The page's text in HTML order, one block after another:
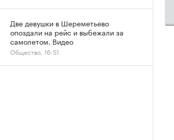
Две девушки в Шереметьево
опоздали на рейс и выбежали за
самолетом. Видео
Общество, 16:51